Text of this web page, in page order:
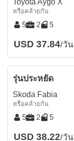
หรือคล้ายกัน
5 2 5
USD 37.84/วัน
รุ่นประหยัด
Skoda Fabia
หรือคล้ายกัน
5 2 5
USD 38.22/วัน